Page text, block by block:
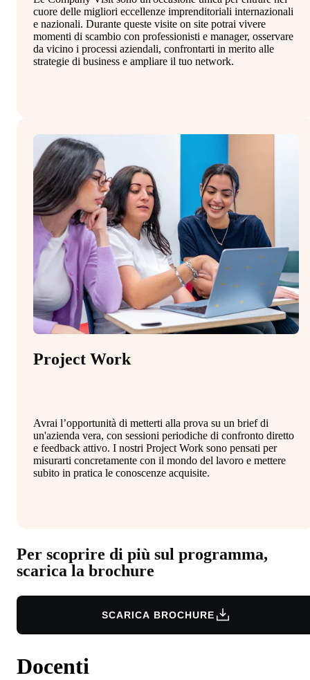
cuore delle migliori eccellenze imprenditoriali internazionali
e nazionali. Durante queste visite on site potrai vivere
momenti di scambio con professionisti e manager, osservare
da vicino i processi aziendali, confrontarti in merito alle
strategie di business e ampliare il tuo network.
Project Work
Avrai l’opportunità di metterti alla prova su un brief di
un'azienda vera, con sessioni periodiche di confronto diretto
e feedback attivo. I nostri Project Work sono pensati per
misurarti concretamente con il mondo del lavoro e mettere
subito in pratica le conoscenze acquisite.
Per scoprire di più sul programma,
scarica la brochure
SCARICA BROCHURE
Docenti